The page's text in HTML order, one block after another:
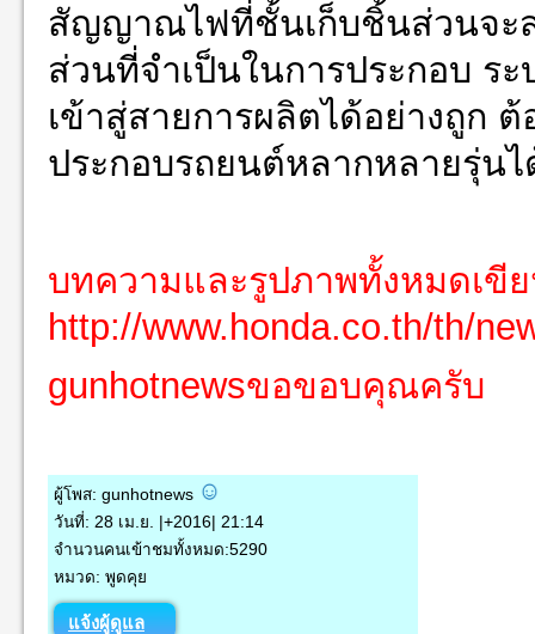
สัญญาณไฟที่ชั้นเก็บชิ้นส่วนจะ
ส่วนที่จำเป็นในการประกอบ ร
เข้าสู่สายการผลิตได้อย่างถูก
ประกอบรถยนต์หลากหลายรุ่น
บทความและรูปภาพทั้งหมดเขี
http://www.honda.co.th/th/
gunhotnewsขอขอบคุณครับ
ผู้โพส: gunhotnews
วันที่: 28 เม.ย. |+2016| 21:14
จำนวนคนเข้าชมทั้งหมด:5290
หมวด: พูดคุย
แจ้งผู้ดูแล